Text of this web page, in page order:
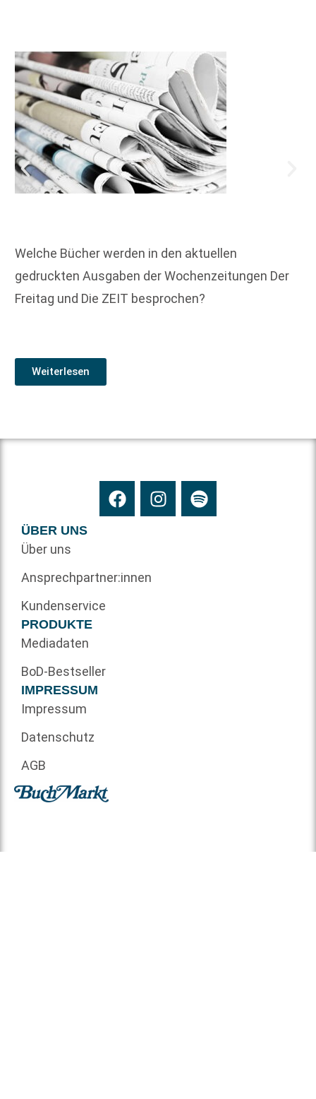
Welche Bücher werden in den aktuellen
gedruckten Ausgaben der Wochenzeitungen Der
Freitag und Die ZEIT besprochen?
Weiterlesen
ÜBER UNS
Über uns
Ansprechpartner:innen
Kundenservice
PRODUKTE
Mediadaten
BoD-Bestseller
IMPRESSUM
Impressum
Datenschutz
AGB